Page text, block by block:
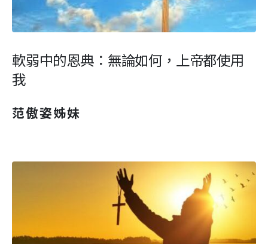
軟弱中的恩典：無論如何，上帝都使用
我
范傲姿姊妹